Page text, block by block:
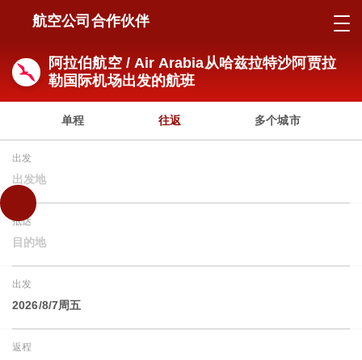
航空公司合作伙伴
阿拉伯航空 / Air Arabia从哈兹拉特沙阿贾拉
勒国际机场出发的航班
单程 往返 多个城市
出发
出发地
抵达
目的地
出发
2026/8/7周五
返程